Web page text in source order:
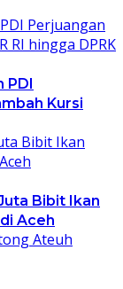
Kursi
Bibit Ikan
Aceh